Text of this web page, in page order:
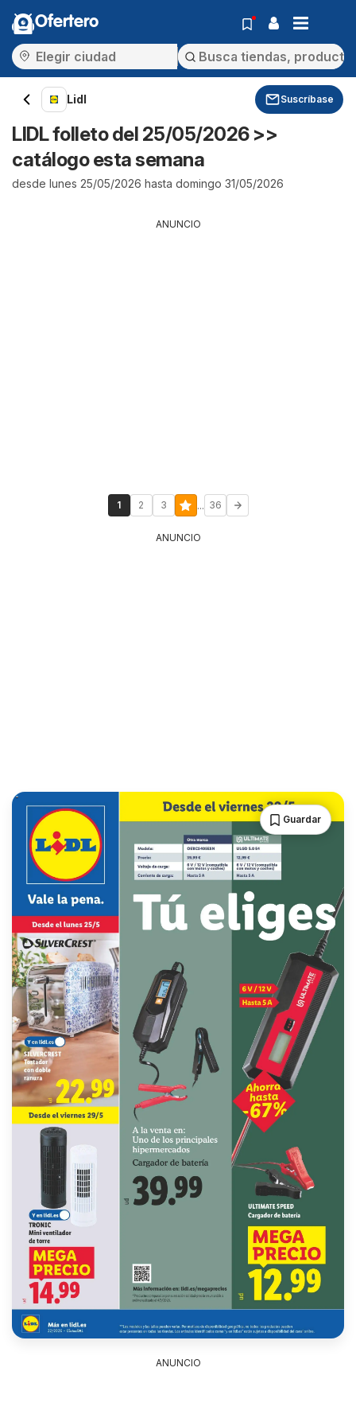
Ofertero
Lidl Suscríbase
LIDL folleto del 25/05/2026 >>
catálogo esta semana
desde lunes 25/05/2026 hasta domingo 31/05/2026
ANUNCIO
1 2 3 ... 36
ANUNCIO
Guardar
ANUNCIO